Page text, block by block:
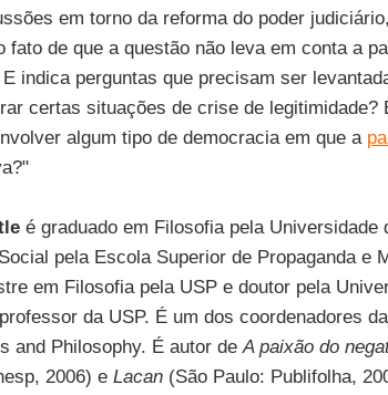
em torno da reforma do poder
fato de que a questão não leva em conta a
indica perguntas que precisam ser
certas situações de crise de legitimidade?
algum tipo de democracia em que a
é graduado em Filosofia pela Universidade
pela Escola Superior de Propaganda e
em Filosofia pela USP e doutor pela
da USP. É um dos coordenadores
and Philosophy. É autor deA paixão do
2006) e Lacan (São Paulo: Publifolha,